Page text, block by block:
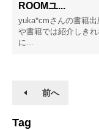
ROOMユ...
yuka*cmさんの書籍
や書籍では紹介しき
に...
前へ
Tag